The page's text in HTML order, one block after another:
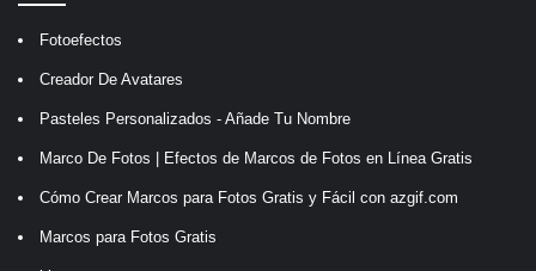
Fotoefectos
Creador De Avatares
Pasteles Personalizados - Añade Tu Nombre
Marco De Fotos | Efectos de Marcos de Fotos en Línea Gratis
Cómo Crear Marcos para Fotos Gratis y Fácil con azgif.com
Marcos para Fotos Gratis